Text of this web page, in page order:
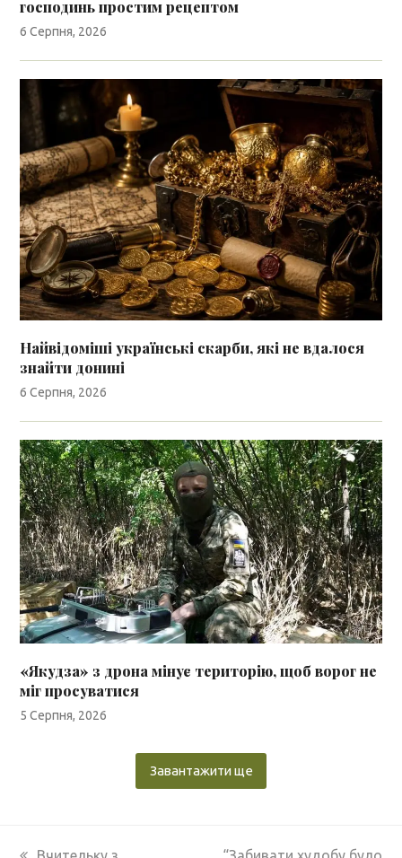
господинь простим рецептом
6 Серпня, 2026
Найвідоміші українські скарби, які не вдалося
знайти донині
6 Серпня, 2026
«Якудза» з дрона мінує територію, щоб ворог не
міг просуватися
5 Серпня, 2026
Завантажити ще
previous
next